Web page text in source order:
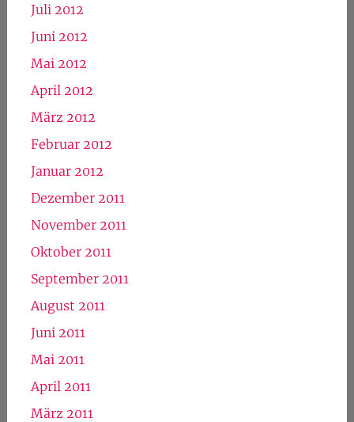
Juli 2012
Juni 2012
Mai 2012
April 2012
März 2012
Februar 2012
Januar 2012
Dezember 2011
November 2011
Oktober 2011
September 2011
August 2011
Juni 2011
Mai 2011
April 2011
März 2011